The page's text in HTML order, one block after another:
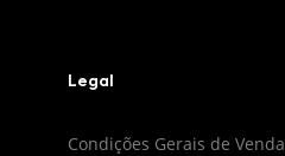
Legal
Condições Gerais de Venda